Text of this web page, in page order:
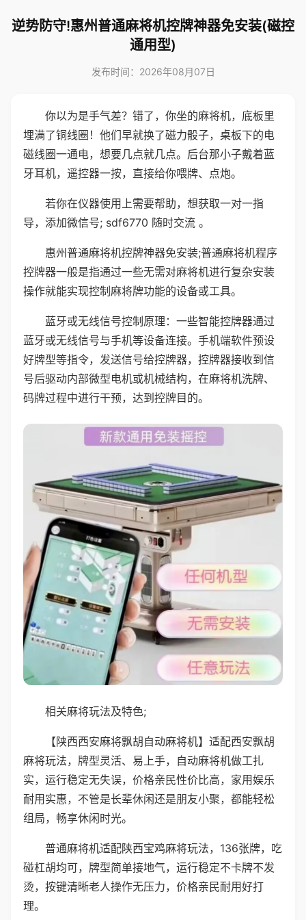
逆势防守!惠州普通麻将机控牌神器免安装(磁控
通用型)
发布时间：2026年08月07日
你以为是手气差？错了，你坐的麻将机，底板里
埋满了铜线圈！他们早就换了磁力骰子，桌板下的电
磁线圈一通电，想要几点就几点。后台那小子戴着蓝
牙耳机，遥控器一按，直接给你喂牌、点炮。
若你在仪器使用上需要帮助，想获取一对一指
导，添加微信号; sdf6770 随时交流 。
惠州普通麻将机控牌神器免安装;普通麻将机程序
控牌器一般是指通过一些无需对麻将机进行复杂安装
操作就能实现控制麻将牌功能的设备或工具。
蓝牙或无线信号控制原理：一些智能控牌器通过
蓝牙或无线信号与手机等设备连接。手机端软件预设
好牌型等指令，发送信号给控牌器，控牌器接收到信
号后驱动内部微型电机或机械结构，在麻将机洗牌、
码牌过程中进行干预，达到控牌目的。
相关麻将玩法及特色;
【陕西西安麻将飘胡自动麻将机】适配西安飘胡
麻将玩法，牌型灵活、易上手，自动麻将机做工扎
实，运行稳定无失误，价格亲民性价比高，家用娱乐
耐用实惠，不管是长辈休闲还是朋友小聚，都能轻松
组局，畅享休闲时光。
普通麻将机适配陕西宝鸡麻将玩法，136张牌，吃
碰杠胡均可，牌型简单接地气，运行稳定不卡牌不发
烫，按键清晰老人操作无压力，价格亲民耐用好打
理。